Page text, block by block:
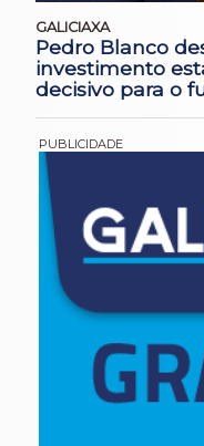
GALICIAXA
Pedro Blanco
investimento
decisivo para o